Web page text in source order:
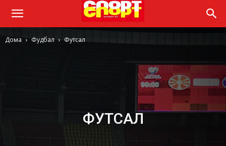
Дома Фудбал Футсал
ФУТСАЛ